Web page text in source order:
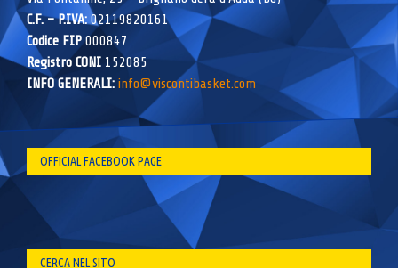
C.F. – P.IVA:02119820161
Codice FIP000847
Registro CONI 152085
INFO GENERALI: info@viscontibasket.com
OFFICIAL FACEBOOK PAGE
CERCA NEL SITO